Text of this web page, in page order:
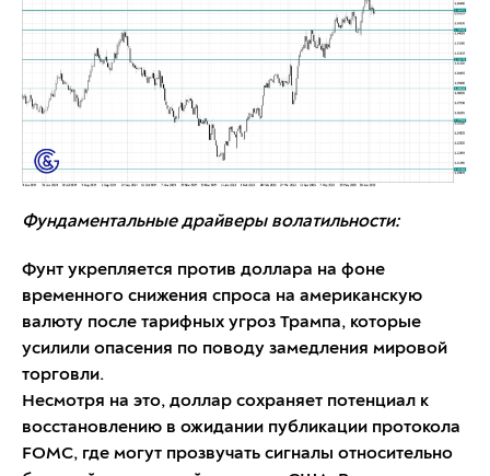
Фундаментальные драйверы волатильности:
Фунт укрепляется против доллара на фоне
временного снижения спроса на американскую
валюту после тарифных угроз Трампа, которые
усилили опасения по поводу замедления мировой
торговли.
Несмотря на это, доллар сохраняет потенциал к
восстановлению в ожидании публикации протокола
FOMC, где могут прозвучать сигналы относительно